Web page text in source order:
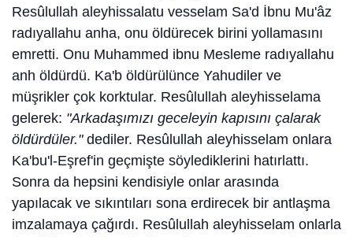
Resûlullah aleyhissalatu vesselam Sa'd İbnu Mu'âz
radıyallahu anha, onu öldürecek birini yollamasını
emretti. Onu Muhammed ibnu Mesleme radıyallahu
anh öldürdü. Ka'b öldürülünce Yahudiler ve
müşrikler çok korktular. Resûlullah aleyhisselama
gelerek: "Arkadaşımızı geceleyin kapısını çalarak
öldürdüler."dediler. Resûlullah aleyhisselam onlara
Ka'bu'l-Eşref'in geçmişte söylediklerini hatırlattı.
Sonra da hepsini kendisiyle onlar arasında
yapılacak ve sıkıntıları sona erdirecek bir antlaşma
imzalamaya çağırdı. Resûlullah aleyhisselam onlarla